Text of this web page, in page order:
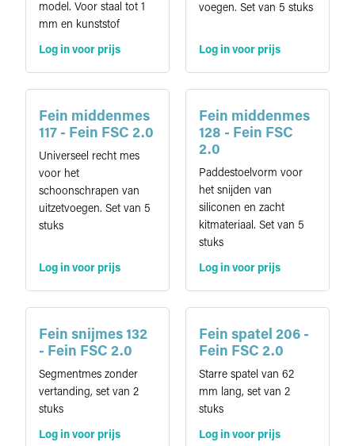
model. Voor staal tot 1
mm en kunststof
Log in voor prijs
voegen. Set van 5 stuks
Log in voor prijs
Fein middenmes
117 - Fein FSC 2.0
Universeel recht mes
voor het
schoonschrapen van
uitzetvoegen. Set van 5
stuks
Log in voor prijs
Fein middenmes
128 - Fein FSC
2.0
Paddestoelvorm voor
het snijden van
siliconen en zacht
kitmateriaal. Set van 5
stuks
Log in voor prijs
Fein snijmes 132
- Fein FSC 2.0
Segmentmes zonder
vertanding, set van 2
stuks
Log in voor prijs
Fein spatel 206 -
Fein FSC 2.0
Starre spatel van 62
mm lang, set van 2
stuks
Log in voor prijs